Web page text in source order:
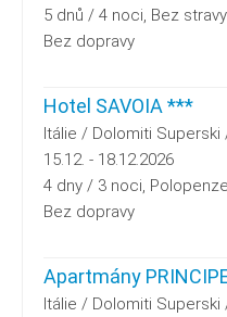
5 dnů / 4 noci, Bez stravy
Bez dopravy
Hotel SAVOIA ***
Itálie / Dolomiti Superski
15.12. - 18.12.2026
4 dny / 3 noci, Polopenze
Bez dopravy
Apartmány
Itálie / Dolomiti Superski